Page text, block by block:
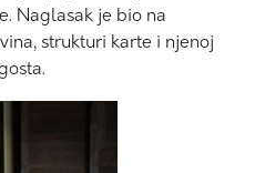
Naglasak je bio na
strukturi karte i njenoj